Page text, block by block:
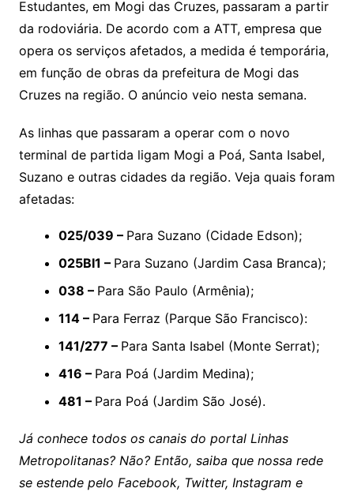
Estudantes, em Mogi das Cruzes, passaram a partir
da rodoviária. De acordo com a ATT, empresa que
opera os serviços afetados, a medida é temporária,
em função de obras da prefeitura de Mogi das
Cruzes na região. O anúncio veio nesta semana.
As linhas que passaram a operar com o novo
terminal de partida ligam Mogi a Poá, Santa Isabel,
Suzano e outras cidades da região. Veja quais foram
afetadas:
025/039 – Para Suzano (Cidade Edson);
025BI1 – Para Suzano (Jardim Casa Branca);
038 – Para São Paulo (Armênia);
114 – Para Ferraz (Parque São Francisco):
141/277 – Para Santa Isabel (Monte Serrat);
416 – Para Poá (Jardim Medina);
481 – Para Poá (Jardim São José).
Já conhece todos os canais do portal Linhas
Metropolitanas? Não? Então, saiba que nossa rede
se estende pelo Facebook, Twitter, Instagram e